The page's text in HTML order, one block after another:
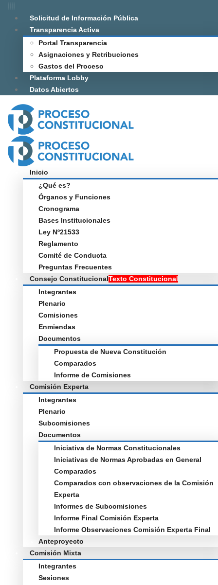
Solicitud de Información Pública
Transparencia Activa
Portal Transparencia
Asignaciones y Retribuciones
Gastos del Proceso
Plataforma Lobby
Datos Abiertos
Inicio
¿Qué es?
Órganos y Funciones
Cronograma
Bases Institucionales
Ley Nº21533
Reglamento
Comité de Conducta
Preguntas Frecuentes
Consejo ConstitucionalTexto Constitucional
Integrantes
Plenario
Comisiones
Enmiendas
Documentos
Propuesta de Nueva Constitución
Comparados
Informe de Comisiones
Comisión Experta
Integrantes
Plenario
Subcomisiones
Documentos
Iniciativa de Normas Constitucionales
Iniciativas de Normas Aprobadas en General
Comparados
Comparados con observaciones de la Comisión
Experta
Informes de Subcomisiones
Informe Final Comisión Experta
Informe Observaciones Comisión Experta Final
Anteproyecto
Comisión Mixta
Integrantes
Sesiones